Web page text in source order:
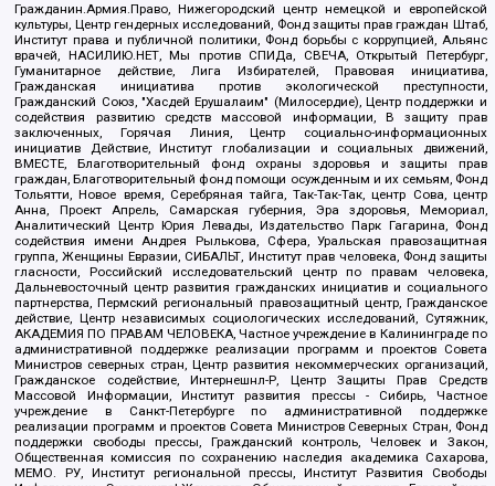
Гражданин.Армия.Право, Нижегородский центр немецкой и европейской
культуры, Центр гендерных исследований, Фонд защиты прав граждан Штаб,
Институт права и публичной политики, Фонд борьбы с коррупцией, Альянс
врачей, НАСИЛИЮ.НЕТ, Мы против СПИДа, СВЕЧА, Открытый Петербург,
Гуманитарное действие, Лига Избирателей, Правовая инициатива,
Гражданская инициатива против экологической преступности,
Гражданский Союз, "Хасдей Ерушалаим" (Милосердие), Центр поддержки и
содействия развитию средств массовой информации, В защиту прав
заключенных, Горячая Линия, Центр социально-информационных
инициатив Действие, Институт глобализации и социальных движений,
ВМЕСТЕ, Благотворительный фонд охраны здоровья и защиты прав
граждан, Благотворительный фонд помощи осужденным и их семьям, Фонд
Тольятти, Новое время, Серебряная тайга, Так-Так-Так, центр Сова, центр
Анна, Проект Апрель, Самарская губерния, Эра здоровья, Мемориал,
Аналитический Центр Юрия Левады, Издательство Парк Гагарина, Фонд
содействия имени Андрея Рылькова, Сфера, Уральская правозащитная
группа, Женщины Евразии, СИБАЛЬТ, Институт прав человека, Фонд защиты
гласности, Российский исследовательский центр по правам человека,
Дальневосточный центр развития гражданских инициатив и социального
партнерства, Пермский региональный правозащитный центр, Гражданское
действие, Центр независимых социологических исследований, Сутяжник,
АКАДЕМИЯ ПО ПРАВАМ ЧЕЛОВЕКА, Частное учреждение в Калининграде по
административной поддержке реализации программ и проектов Совета
Министров северных стран, Центр развития некоммерческих организаций,
Гражданское содействие, Интернешнл-Р, Центр Защиты Прав Средств
Массовой Информации, Институт развития прессы - Сибирь, Частное
учреждение в Санкт-Петербурге по административной поддержке
реализации программ и проектов Совета Министров Северных Стран, Фонд
поддержки свободы прессы, Гражданский контроль, Человек и Закон,
Общественная комиссия по сохранению наследия академика Сахарова,
МЕМО. РУ, Институт региональной прессы, Институт Развития Свободы